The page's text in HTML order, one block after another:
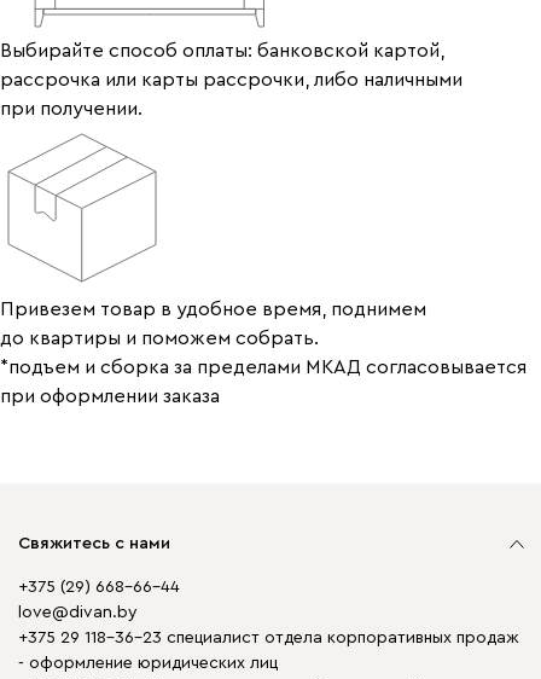
Выбирайте способ оплаты: банковской картой,
рассрочка или карты рассрочки, либо наличными
при получении.
Привезем товар в удобное время, поднимем
до квартиры и поможем собрать.
*подъем и сборка за пределами МКАД согласовывается
при оформлении заказа
Свяжитесь с нами
+375 (29) 668-66-44
love@divan.by
+375 29 118-36-23 специалист отдела корпоративных продаж
- оформление юридических лиц